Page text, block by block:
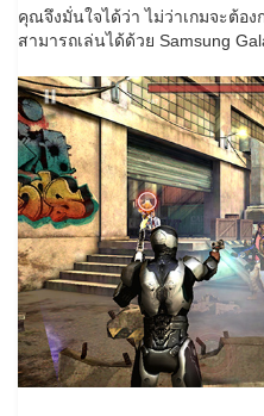
คุณจึงมั่นใจได้ว่า ไม่ว่าเกมจะต้อ
สามารถเล่นได้ด้วย Samsung